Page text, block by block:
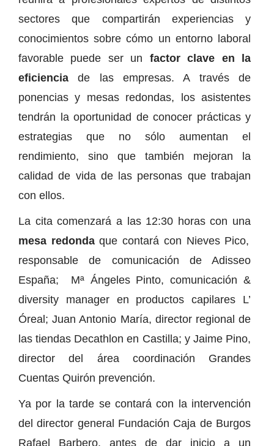
sectores que compartirán experiencias y
conocimientos sobre cómo un entorno laboral
favorable puede ser un factor clave en la
eficiencia de las empresas. A través de
ponencias y mesas redondas, los asistentes
tendrán la oportunidad de conocer prácticas y
estrategias que no sólo aumentan el
rendimiento, sino que también mejoran la
calidad de vida de las personas que trabajan
con ellos.
La cita comenzará a las 12:30 horas con una
mesa redondaque contará con Nieves Pico,
responsable de comunicación de Adisseo
España; Mª Ángeles Pinto, comunicación &
diversity manager en productos capilares L’
Óreal; Juan Antonio María, director regional de
las tiendas Decathlon en Castilla; y Jaime Pino,
director del área coordinación Grandes
Cuentas Quirón prevención.
Ya por la tarde se contará con la intervención
del director general Fundación Caja de Burgos
Rafael Barbero, antes de dar inicio a un